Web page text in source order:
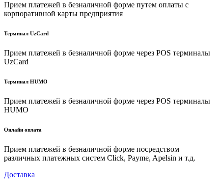
Прием платежей в безналичной форме путем оплаты с
корпоративной карты предприятия
Терминал UzCard
Прием платежей в безналичной форме через POS терминалы
UzCard
Терминал HUMO
Прием платежей в безналичной форме через POS терминалы
HUMO
Онлайн оплата
Прием платежей в безналичной форме посредством
различных платежных систем Click, Payme, Apelsin и т.д.
Доставка